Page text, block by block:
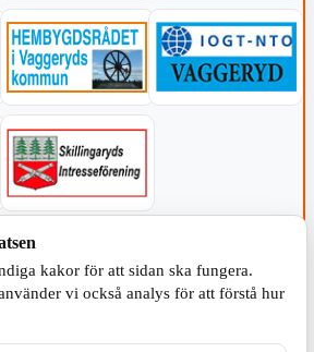
kakor för att sidan ska fungera.
vi också analys för att förstå hur